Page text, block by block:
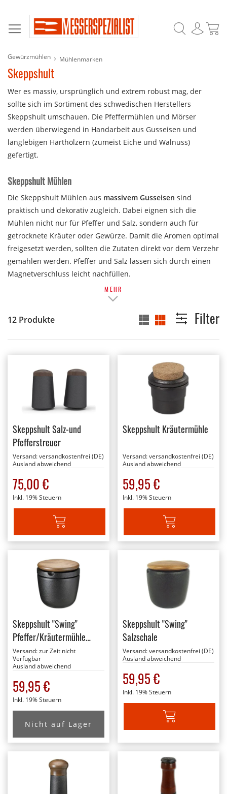
Suche
Gewürzmühlen Mühlenmarken
Skeppshult
Wer es massiv, ursprünglich und extrem robust mag, der
sollte sich im Sortiment des schwedischen Herstellers
Skeppshult umschauen. Die Pfeffermühlen und Mörser
werden überwiegend in Handarbeit aus Gusseisen und
langlebigen Harthölzern (zumeist Eiche und Walnuss)
gefertigt.
Skeppshult Mühlen
Die Skeppshult Mühlen aus massivem Gusseisen sind
praktisch und dekorativ zugleich. Dabei eignen sich die
Mühlen nicht nur für Pfeffer und Salz, sondern auch für
getrocknete Kräuter oder Gewürze. Damit die Aromen optimal
freigesetzt werden, sollten die Zutaten direkt vor dem Verzehr
gemahlen werden. Pfeffer und Salz lassen sich durch einen
Magnetverschluss leicht nachfüllen.
MEHR
Raster
Liste
12 Produkte
Skeppshult Salz-und
Pfefferstreuer
Versand: versandkostenfrei (DE)
Ausland abweichend
75,00 €
Inkl. 19% Steuern
IN DEN WARENKORB
Skeppshult Kräutermühle
Versand:versandkostenfrei (DE)
Ausland abweichend
59,95 €
Inkl. 19% Steuern
IN DEN WARENKORB
Skeppshult "Swing"
Pfeffer/Kräutermühle
(Walnuss)
Versand: zur Zeit nicht
Verfügbar
Ausland abweichend
59,95 €
Inkl. 19% Steuern
Nicht auf Lager
Skeppshult "Swing"
Salzschale
Versand:versandkostenfrei (DE)
Ausland abweichend
59,95 €
Inkl. 19% Steuern
IN DEN WARENKORB
Filter